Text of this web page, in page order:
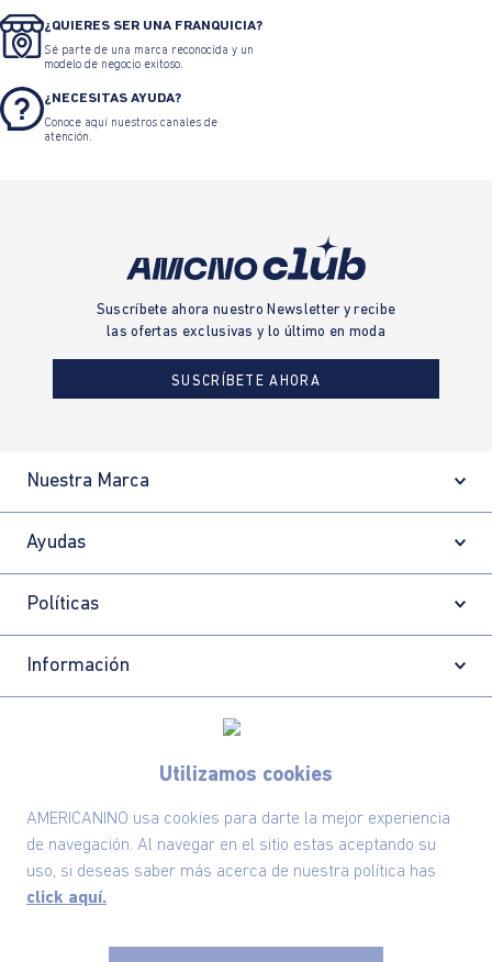
Utilizamos cookies
AMERICANINO usa cookies para darte la mejor experiencia
de navegación. Al navegar en el sitio estas aceptando su
uso, si deseas saber más acerca de nuestra política has
click aquí.
¿QUIERES SER UNA FRANQUICIA?
Sé parte de una marca reconocida y un
modelo de negocio exitoso.
¿NECESITAS AYUDA?
Conoce aquí nuestros canales de
atención.
Suscríbete ahora nuestro Newsletter y recibe
las ofertas exclusivas y lo último en moda
SUSCRÍBETE AHORA
Nuestra Marca
Ayudas
Políticas
Información